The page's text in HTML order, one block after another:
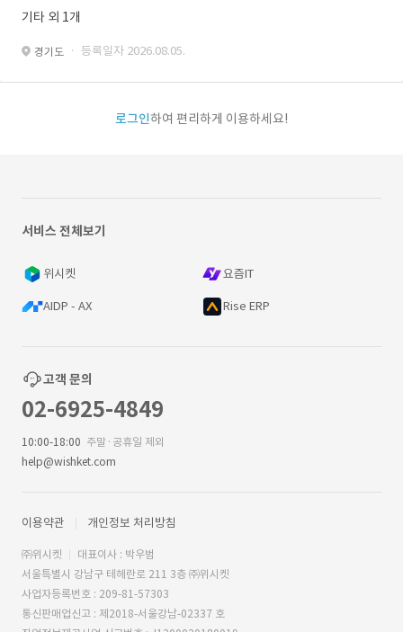
기타 외 1개
경기도 · 등록일자 2026.08.05.
로그인하여 편리하게 이용하세요!
서비스 전체보기
위시켓 요즘IT
AIDP - AX Rise ERP
고객 문의
02-6925-4849
10:00-18:00 주말·공휴일 제외
help@wishket.com
이용약관 개인정보 처리방침
㈜위시켓
대표이사 : 박우범
서울특별시 강남구 테헤란로 211 3층 ㈜위시켓
사업자등록번호 : 209-81-57303
통신판매업신고 : 제2018-서울강남-02337 호